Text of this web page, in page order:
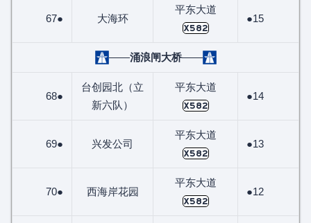
67● 大海环
平东大道
X582
●15
——涌浪闸大桥——
68●
台创园北（立
新六队）
平东大道
X582
●14
69● 兴发公司
平东大道
X582
●13
70● 西海岸花园
平东大道
X582
●12